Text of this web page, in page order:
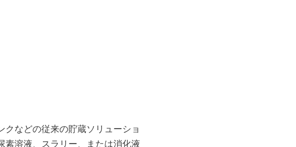
などの従来の貯蔵ソリューショ
素溶液、スラリー、または消化液